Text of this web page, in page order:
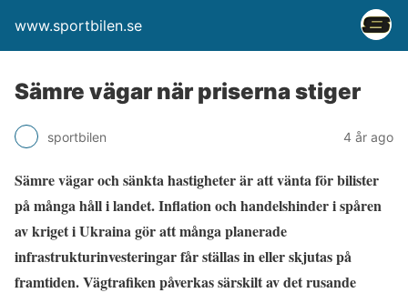
www.sportbilen.se
Sämre vägar när priserna stiger
sportbilen 4 år ago
Sämre vägar och sänkta hastigheter är att vänta för bilister
på många håll i landet. Inflation och handelshinder i spåren
av kriget i Ukraina gör att många planerade
infrastrukturinvesteringar får ställas in eller skjutas på
framtiden. Vägtrafiken påverkas särskilt av det rusande